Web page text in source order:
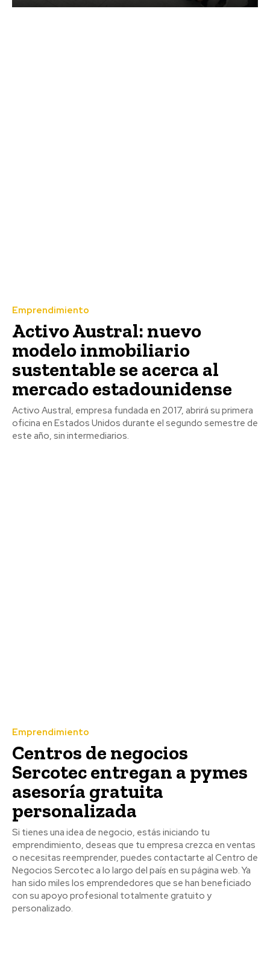
Emprendimiento
Activo Austral: nuevo
modelo inmobiliario
sustentable se acerca al
mercado estadounidense
Activo Austral, empresa fundada en 2017, abrirá su primera
oficina en Estados Unidos durante el segundo semestre de
este año, sin intermediarios.
Emprendimiento
Centros de negocios
Sercotec entregan a pymes
asesoría gratuita
personalizada
Si tienes una idea de negocio, estás iniciando tu
emprendimiento, deseas que tu empresa crezca en ventas
o necesitas reemprender, puedes contactarte al Centro de
Negocios Sercotec a lo largo del país en su página web. Ya
han sido miles los emprendedores que se han beneficiado
con su apoyo profesional totalmente gratuito y
personalizado.